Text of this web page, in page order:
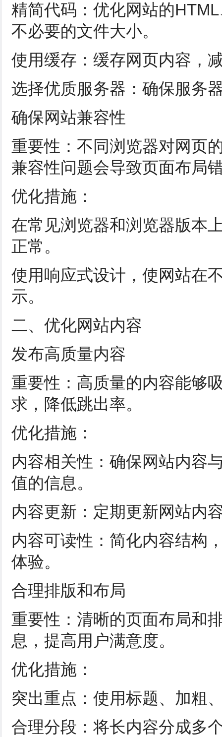
精简代码：优化网站的
不必要的文件大小。
使用缓存：缓存网页内容，
选择优质服务器：确保服务
确保网站兼容性
重要性：不同浏览器对网页
兼容性问题会导致页面布局
优化措施：
在常见浏览器和浏览器版本
正常。
使用响应式设计，使网站在
示。
二、优化网站内容
发布高质量内容
重要性：高质量的内容能够
求，降低跳出率。
优化措施：
内容相关性：确保网站内容
值的信息。
内容更新：定期更新网站内
内容可读性：简化内容结构
体验。
合理排版和布局
重要性：清晰的页面布局和
息，提高用户满意度。
优化措施：
突出重点：使用标题、加粗
合理分段：将长内容分成多